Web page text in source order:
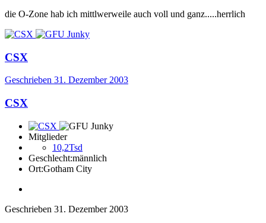
die O-Zone hab ich mittlwerweile auch voll und ganz.....herrlich
CSX
Geschrieben 31. Dezember 2003
CSX
Mitglieder
10,2Tsd
Geschlecht:männlich
Ort:Gotham City
Geschrieben 31. Dezember 2003